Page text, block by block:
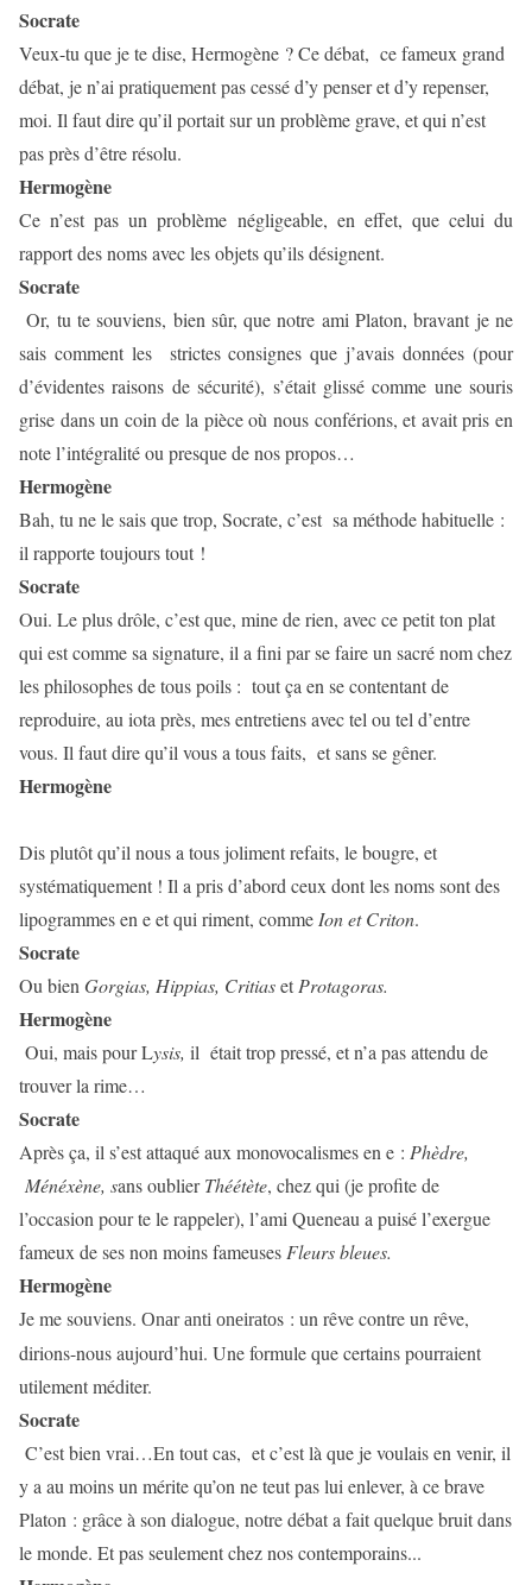
Socrate
Veux-tu que je te dise, Hermogène ? Ce débat, ce fameux grand
débat, je n’ai pratiquement pas cessé d’y penser et d’y repenser,
moi. Il faut dire qu’il portait sur un problème grave, et qui n’est
pas près d’être résolu.
Hermogène
Ce n’est pas un problème négligeable, en effet, que celui du
rapport des noms avec les objets qu’ils désignent.
Socrate
Or, tu te souviens, bien sûr, que notre ami Platon, bravant je ne
sais comment les
strictes consignes que j’avais données (pour
d’évidentes raisons de sécurité), s’était glissé comme une souris
grise dans un coin de la pièce où nous conférions, et avait pris en
note l’intégralité ou presque de nos propos…
Hermogène
Bah, tu ne le sais que trop, Socrate, c’est sa méthode habituelle :
il rapporte toujours tout !
Socrate
Oui. Le plus drôle, c’est que, mine de rien, avec ce petit ton plat
qui est comme sa signature, il a fini par se faire un sacré nom chez
les philosophes de tous poils : tout ça en se contentant de
reproduire, au iota près, mes entretiens avec tel ou tel d’entre
vous. Il faut dire qu’il vous a tous faits, et sans se gêner.
Hermogène
Dis plutôt qu’il nous a tous joliment refaits, le bougre, et
systématiquement ! Il a pris d’abord ceux dont les noms sont des
lipogrammes en e et qui riment, comme Ion et Criton.
Socrate
Ou bien Gorgias, Hippias, Critiaset Protagoras.
Hermogène
Oui, mais pour Lysis, il était trop pressé, et n’a pas attendu de
trouver la rime…
Socrate
Après ça, il s’est attaqué aux monovocalismes en e : Phèdre,
Ménéxène, sans oublierThéétète, chez qui (je profite de
l’occasion pour te le rappeler), l’ami Queneau a puisé l’exergue
fameux de ses non moins fameuses Fleurs bleues.
Hermogène
Je me souviens. Onar anti oneiratos : un rêve contre un rêve,
dirions-nous aujourd’hui. Une formule que certains pourraient
utilement méditer.
Socrate
C’est bien vrai…En tout cas, et c’est là que je voulais en venir, il
y a au moins un mérite qu’on ne teut pas lui enlever, à ce brave
Platon : grâce à son dialogue, notre débat a fait quelque bruit dans
le monde. Et pas seulement chez nos contemporains...